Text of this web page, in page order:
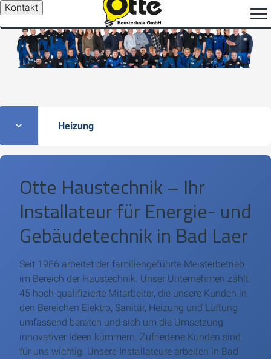
Kontakt
Heizung
Otte Haustechnik – Ihr
Installateur für Energie- und
Gebäudetechnik in Bad Laer
Seit 1986 arbeitet der familiengeführte Meisterbetrieb
im Bereich der Haustechnik. Unser Unternehmen zählt
45 hoch qualifizierte Mitarbeiter, die unsere Kunden in
den Bereichen Elektro, Sanitär, Heizung und Lüftung
umfassend beraten und sich um die Umsetzung
innovativer Ideen kümmern. Zufriedene Kunden sind
für uns wichtig. Unsere Installateure arbeiten in Bad